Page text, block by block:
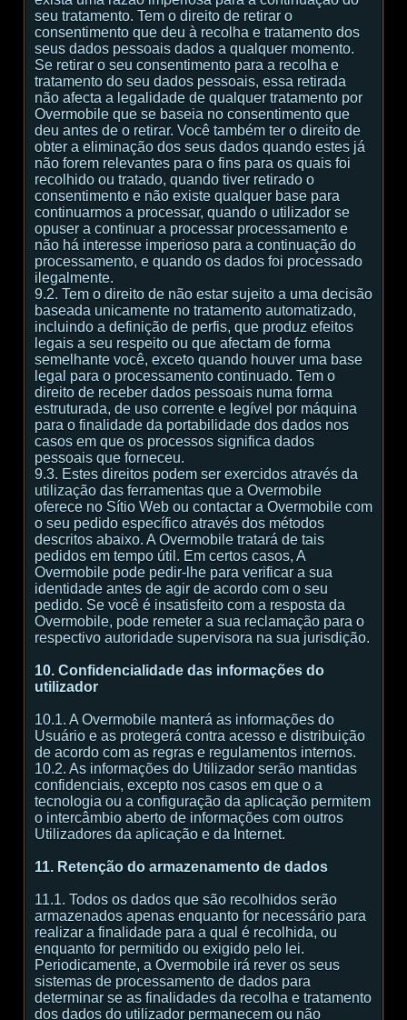
seu tratamento. Tem o direito de retirar o
consentimento que deu à recolha e tratamento dos
seus dados pessoais dados a qualquer momento.
Se retirar o seu consentimento para a recolha e
tratamento do seu dados pessoais, essa retirada
não afecta a legalidade de qualquer tratamento por
Overmobile que se baseia no consentimento que
deu antes de o retirar. Você também ter o direito de
obter a eliminação dos seus dados quando estes já
não forem relevantes para o fins para os quais foi
recolhido ou tratado, quando tiver retirado o
consentimento e não existe qualquer base para
continuarmos a processar, quando o utilizador se
opuser a continuar a processar processamento e
não há interesse imperioso para a continuação do
processamento, e quando os dados foi processado
ilegalmente.
9.2. Tem o direito de não estar sujeito a uma decisão
baseada unicamente no tratamento automatizado,
incluindo a definição de perfis, que produz efeitos
legais a seu respeito ou que afectam de forma
semelhante você, exceto quando houver uma base
legal para o processamento continuado. Tem o
direito de receber dados pessoais numa forma
estruturada, de uso corrente e legível por máquina
para o finalidade da portabilidade dos dados nos
casos em que os processos significa dados
pessoais que forneceu.
9.3. Estes direitos podem ser exercidos através da
utilização das ferramentas que a Overmobile
oferece no Sítio Web ou contactar a Overmobile com
o seu pedido específico através dos métodos
descritos abaixo. A Overmobile tratará de tais
pedidos em tempo útil. Em certos casos, A
Overmobile pode pedir-lhe para verificar a sua
identidade antes de agir de acordo com o seu
pedido. Se você é insatisfeito com a resposta da
Overmobile, pode remeter a sua reclamação para o
respectivo autoridade supervisora na sua jurisdição.
10. Confidencialidade das informações do
utilizador
10.1. A Overmobile manterá as informações do
Usuário e as protegerá contra acesso e distribuição
de acordo com as regras e regulamentos internos.
10.2. As informações do Utilizador serão mantidas
confidenciais, excepto nos casos em que o a
tecnologia ou a configuração da aplicação permitem
o intercâmbio aberto de informações com outros
Utilizadores da aplicação e da Internet.
11. Retenção do armazenamento de dados
11.1. Todos os dados que são recolhidos serão
armazenados apenas enquanto for necessário para
realizar a finalidade para a qual é recolhida, ou
enquanto for permitido ou exigido pelo lei.
Periodicamente, a Overmobile irá rever os seus
sistemas de processamento de dados para
determinar se as finalidades da recolha e tratamento
dos dados do utilizador permanecem ou não